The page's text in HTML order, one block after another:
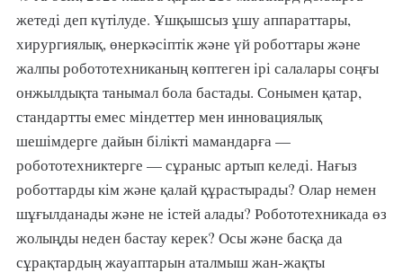
жетеді деп күтілуде. Ұшқышсыз ұшу аппараттары,
хирургиялық, өнеркәсіптік және үй роботтары және
жалпы робототехниканың көптеген ірі салалары соңғы
онжылдықта танымал бола бастады. Сонымен қатар,
стандартты емес міндеттер мен инновациялық
шешімдерге дайын білікті мамандарға —
робототехниктерге — сұраныс артып келеді. Нағыз
роботтарды кім және қалай құрастырады? Олар немен
шұғылданады және не істей алады? Робототехникада өз
жолыңды неден бастау керек? Осы және басқа да
сұрақтардың жауаптарын аталмыш жан-жақты